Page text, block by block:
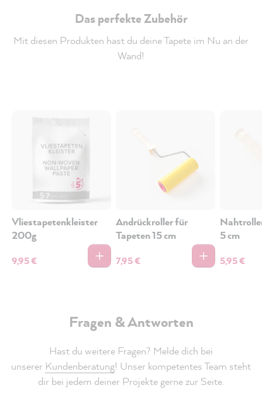
Das perfekte Zubehör
Mit diesen Produkten hast du deine Tapete im Nu an der
Wand!
Vliestapetenkleister
200g
9,95 €
Andrückroller für
Tapeten 15 cm
7,95 €
5 cm
5,95 €
Fragen & Antworten
Hast du weitere Fragen? Melde dich bei
unserer Kundenberatung! Unser kompetentes Team steht
dir bei jedem deiner Projekte gerne zur Seite.